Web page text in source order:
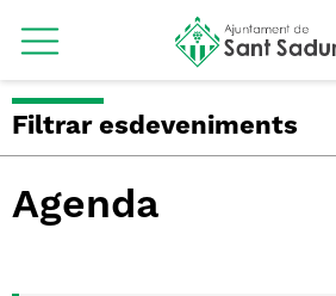
Filtrar esdeveniments
Agenda